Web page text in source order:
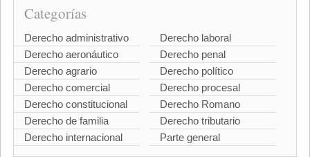
Categorías
Derecho administrativo
Derecho aeronáutico
Derecho agrario
Derecho comercial
Derecho constitucional
Derecho de familia
Derecho internacional
Derecho laboral
Derecho penal
Derecho político
Derecho procesal
Derecho Romano
Derecho tributario
Parte general